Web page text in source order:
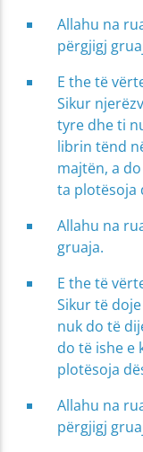
Allahu na
përgjigj
E the të
Sikur
tyre dhe ti
librin tënd
majtën, a
ta plotësoja
Allahu na
gruaja.
E the të
Sikur të
nuk do të
do të ishe e
plotësoja
Allahu na
përgjigj